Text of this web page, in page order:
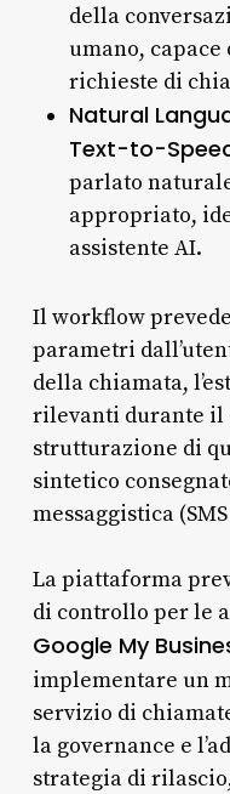
della
umano,
richieste di
Natural
Text-to-
parlato
appropriato,
assistente AI.
Il workflow
parametri
della chiamata,
rilevanti durante il
strutturazione di
sintetico
messaggistica
La piattaforma
di controllo per le
Google My
implementare un
servizio di
la governance e
strategia di